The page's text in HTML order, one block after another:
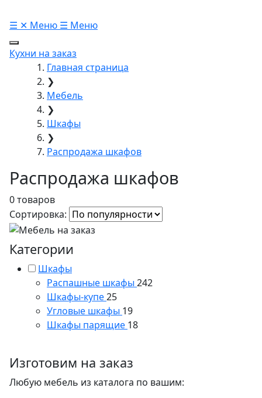
☰ ✕ Меню ☰ Меню
Кухни на заказ
Главная страница
❯
Мебель
❯
Шкафы
❯
Распродажа шкафов
Распродажа шкафов
0 товаров
Сортировка:
Категории
Шкафы
Распашные шкафы 242
Шкафы-купе25
Угловые шкафы 19
Шкафы парящие 18
Изготовим на заказ
Любую мебель из каталога по вашим: